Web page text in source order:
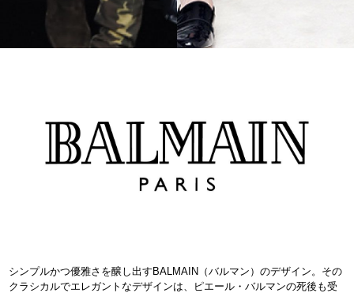
シンプルかつ優雅さを醸し出すBALMAIN（バルマン）のデザイン。その
クラシカルでエレガントなデザインは、ピエール・バルマンの死後も受